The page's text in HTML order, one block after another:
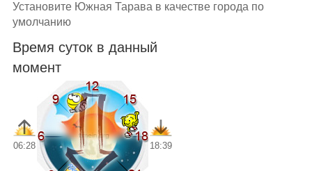
Установите Южная Тарава в качестве города по
умолчанию
Время суток в данный
момент
06:28 18:39